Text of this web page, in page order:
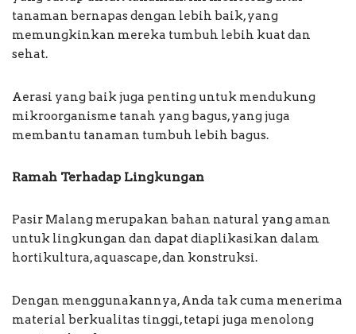
tanaman bernapas dengan lebih baik, yang
memungkinkan mereka tumbuh lebih kuat dan
sehat.
Aerasi yang baik juga penting untuk mendukung
mikroorganisme tanah yang bagus, yang juga
membantu tanaman tumbuh lebih bagus.
Ramah Terhadap Lingkungan
Pasir Malang merupakan bahan natural yang aman
untuk lingkungan dan dapat diaplikasikan dalam
hortikultura, aquascape, dan konstruksi.
Dengan menggunakannya, Anda tak cuma menerima
material berkualitas tinggi, tetapi juga menolong